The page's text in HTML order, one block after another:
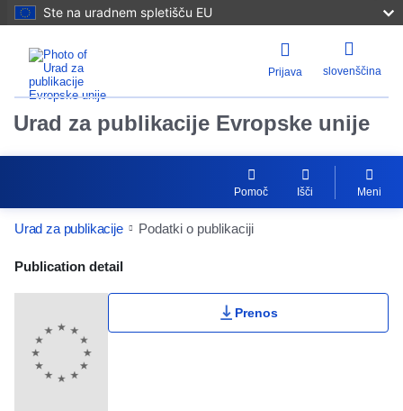
Ste na uradnem spletišču EU
Prijava slovenščina
Urad za publikacije Evropske unije
Pomoč Išči Meni
Urad za publikacije Podatki o publikaciji
Publication Detail Actions Portlet
Publication detail
Prenos